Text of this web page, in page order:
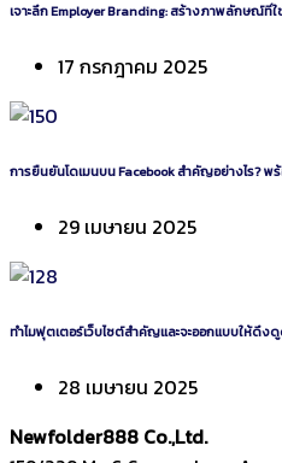
เจาะลึก Employer Branding: สร้างภาพลักษณ์ที่
17 กรกฎาคม 2025
การยืนยันโดเมนบน Facebook สำคัญอย่างไร? พ
29 เมษายน 2025
ทำไมฟุตเตอร์เว็บไซต์สำคัญและจะออกแบบให้ดึง
28 เมษายน 2025
Newfolder888 Co.,Ltd.